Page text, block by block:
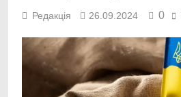
Редакція 26.09.2024 0